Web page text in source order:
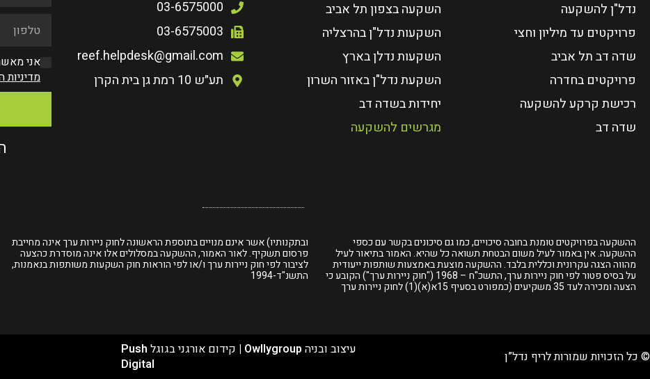
נדל"ן להשקעה
פרויקטים עד מיליון וחצי
שדה דב תל אביב
פרויקטים בחדרה
רכישת קרקע להשקעה
שדה דב
השקעה בצפון תל אביב
השקעות נדל"ן בהרצליה
השקעות נדלן בארץ
השקעת נדל"ן באזור השרון
יחידות בשדה דב
מגרשים להשקעה
03-6575000
03-6575003
reef.helpdesk@gmail.com
תע״ש 10 רמת גן בית הקרן
אני
מדיניות
ההשקעה בפרויקטים טומנת בחובה סיכויים, כמו גם סיכונים בקשר עם כספי
ההשקעה. אין באמור לעיל משום הבטחת תשואה כל שהיא. האמור בתיאור לעיל
מהווה הצגה עקרונית וכללית בלבד. ההשקעה מוצעת באמצעות שותפות ייעודית
על בסיס פטור לפי חוק ניירות ערך, התשכ"ח – 1968 ("חוק ניירות ערך") הקובע כי
הצעה ומכירה לעד 35 משקיעים (כמפורט בסעיף 15א(א)(1) לחוק ניירות ערך
ובתקנותיו) אשר אינם מנויים בתוספת הראשונה לחוק ניירות ערך אינה מחייבת
פרסום תשקיף. לאור האמור, ההשקעה במסלולים אלו אינה מוסדרת כהצעה
לציבור לפי חוק ניירות ערך ו/או לפי הוראות חוק השקעות משותפות בנאמנות,
התשנ"ד-1994
© כל הזכויות שמורות לריף נדל”ן עיצוב ובניה Owllygroup
| קידום אורגני בגוגל Push
Digital